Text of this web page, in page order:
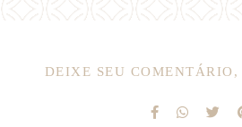
DEIXE SEU COMENTÁRIO,